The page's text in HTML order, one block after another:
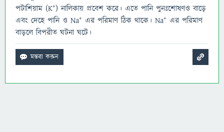
পটাশিয়াম (K⁺) নালিকায় প্রবেশ করে। এতে পানি পুনঃশোষণও বাড়ে
এবং দেহে পানি ও Na⁺ এর পরিমাণ ঠিক থাকে। Na⁺ এর পরিমাণ
বাড়লে বিপরীত ঘটনা ঘটে।